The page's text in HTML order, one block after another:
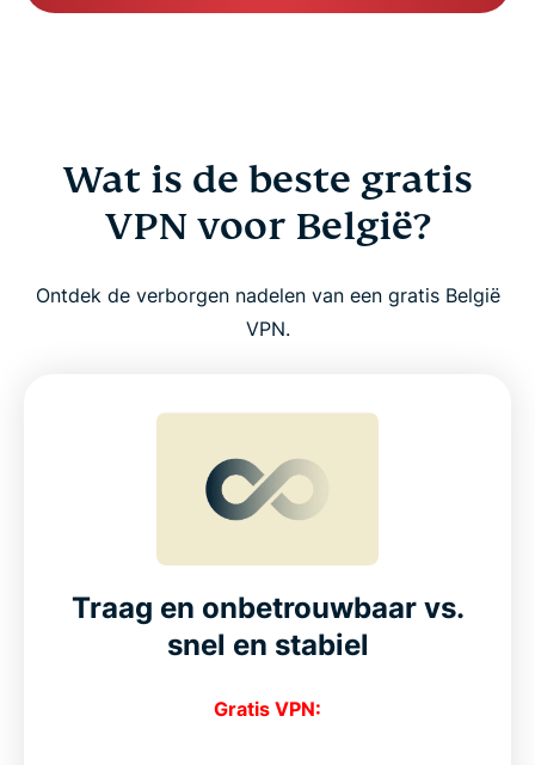
Wat is de beste gratis
VPN voor België?
Ontdek de verborgen nadelen van een gratis België
VPN.
Traag en onbetrouwbaar vs.
snel en stabiel
Gratis VPN: